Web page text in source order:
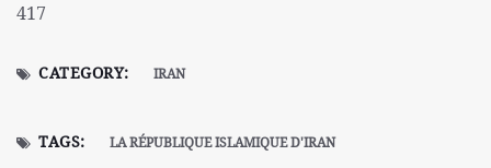
417
CATEGORY: IRAN
TAGS: LA RÉPUBLIQUE ISLAMIQUE D'IRAN